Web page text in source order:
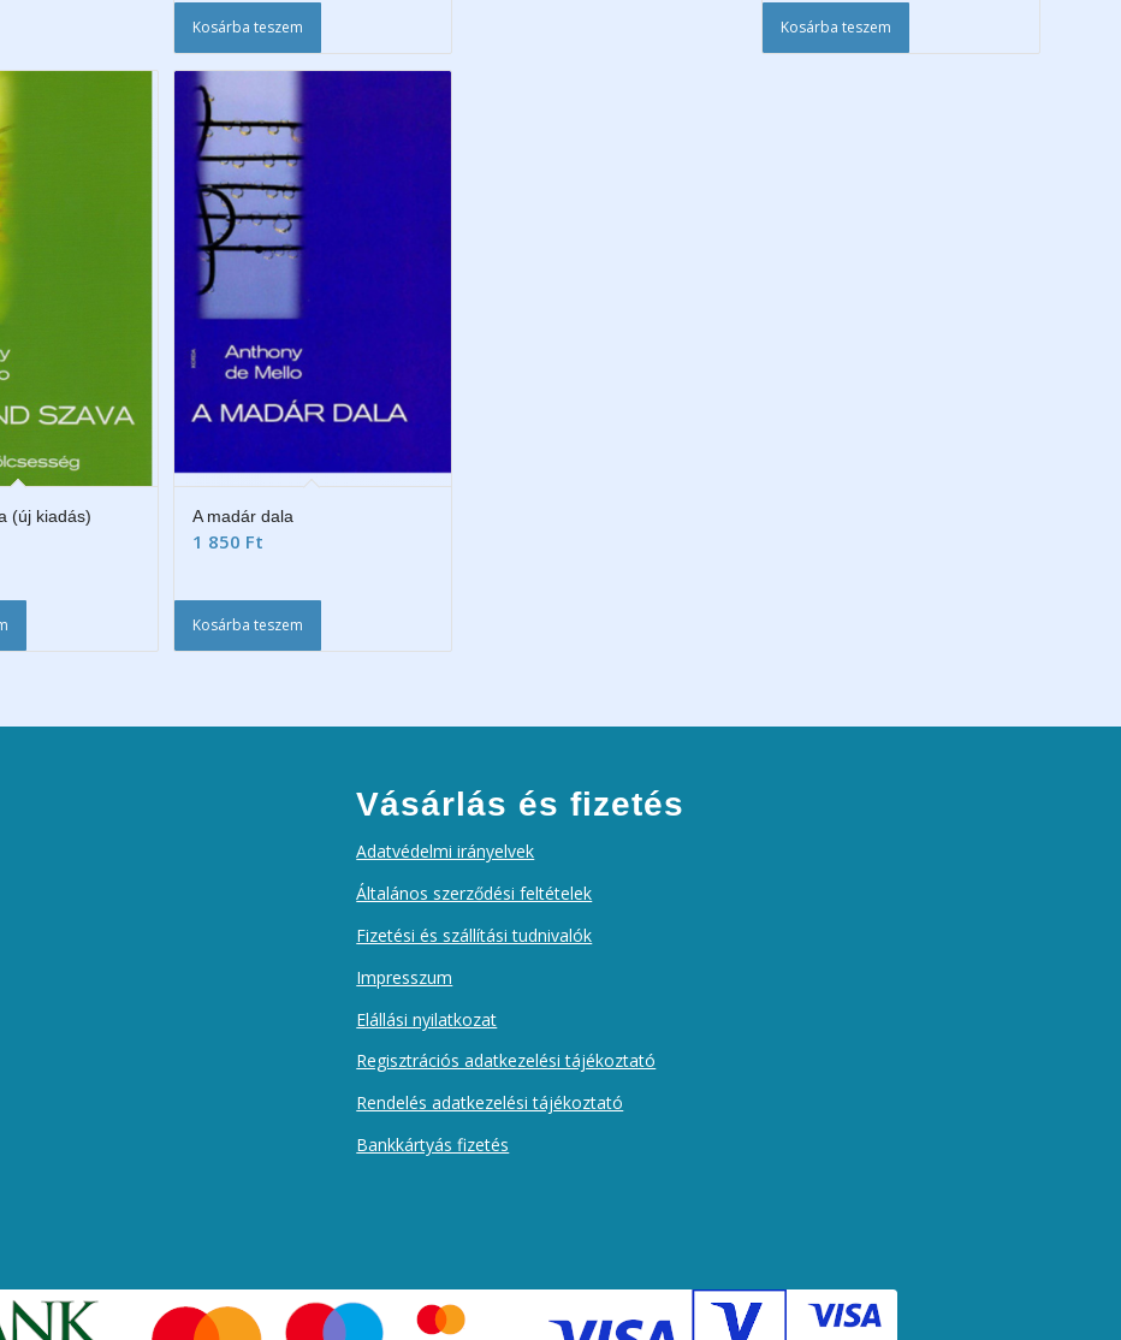
Kosárba teszem Kosárba teszem
(új kiadás) A madár dala
1 850 Ft
Kosárba teszem
Vásárlás és fizetés
Adatvédelmi irányelvek
Általános szerződési feltételek
Fizetési és szállítási tudnivalók
Impresszum
Elállási nyilatkozat
Regisztrációs adatkezelési tájékoztató
Rendelés adatkezelési tájékoztató
Bankkártyás fizetés